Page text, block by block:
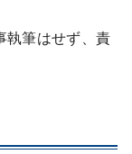
執筆はせず、責